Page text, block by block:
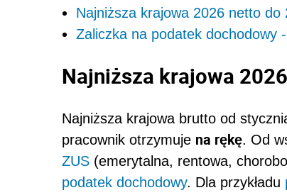
Najniższa krajowa 2026 netto do
Zaliczka na podatek dochodowy
Najniższa krajowa
Najniższa krajowa brutto od
pracownik otrzymuje na rękę. Od
ZUS (emerytalna, rentowa,
podatek dochodowy. Dla przykładu